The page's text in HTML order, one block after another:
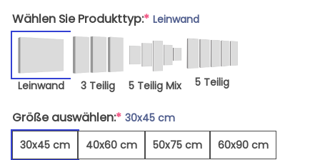
Wählen Sie Produkttyp:* Leinwand
Leinwand 3 Teilig 5 Teilig Mix 5 Teilig
Größe auswählen:* 30x45 cm
30x45 cm
40x60 cm 50x75 cm 60x90 cm